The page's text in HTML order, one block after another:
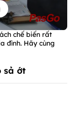
chế biến rất
đình. Hãy cùng
sả ớt